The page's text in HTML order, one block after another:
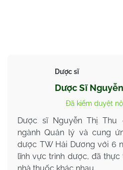
Dược sĩ
Dược Sĩ
Đã kiểm duyệt
Dược sĩ Nguyễn Thị Thu
ngành Quản lý và cung
dược TW Hải Dương với 6
lĩnh vực trình dược, đã thực